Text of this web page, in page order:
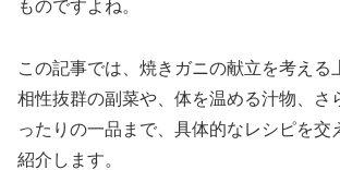
ものですよね。
この記事では、焼きガニの献立を考える
相性抜群の副菜や、体を温める汁物、さ
ったりの一品まで、具体的なレシピを交
紹介します。